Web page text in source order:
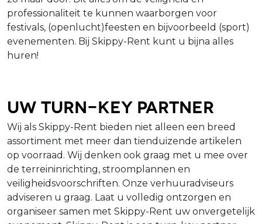
professionaliteit te kunnen waarborgen voor
festivals, (openlucht)feesten en bijvoorbeeld (sport)
evenementen. Bij Skippy-Rent kunt u bijna alles
huren!
Uw turn-key partner
Wij als Skippy-Rent bieden niet alleen een breed
assortiment met meer dan tienduizende artikelen
op voorraad. Wij denken ook graag met u mee over
de terreininrichting, stroomplannen en
veiligheidsvoorschriften. Onze verhuuradviseurs
adviseren u graag. Laat u volledig ontzorgen en
organiseer samen met Skippy-Rent uw onvergetelijk